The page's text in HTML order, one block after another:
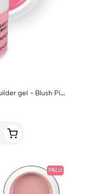
Claresa SOFT&EASY UV/LED builder gel - Blush Pink, 45g
PALU